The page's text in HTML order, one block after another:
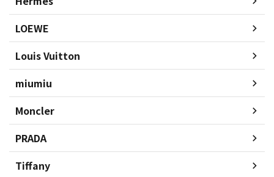
LOEWE
Louis Vuitton
miumiu
Moncler
PRADA
Tiffany